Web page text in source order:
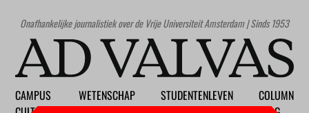
Onafhankelijke journalistiek over de Vrije Universiteit Amsterdam | Sinds 1953
CAMPUS
WETENSCHAP
STUDENTENLEVEN
COLUMN